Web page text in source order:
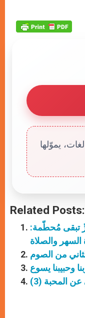
يموّلها
Related Posts:
تبقى مُحطّمة:
والصلاة
من الصوم
وحبيبنا يسوع
المحبة (3)